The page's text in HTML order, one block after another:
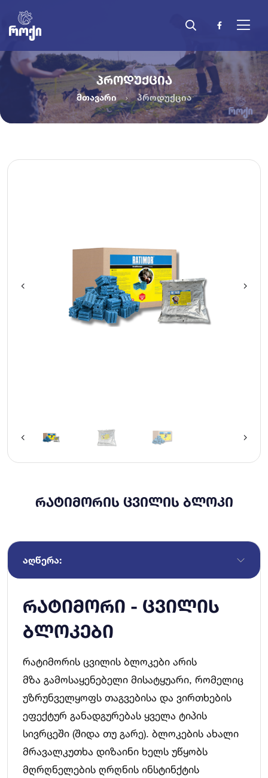
ᲞᲠᲝᲓᲣᲥᲪᲘᲐ
მთავარი პროდუქცია
ᲠᲐᲢᲘᲛᲝᲠᲘᲡ ᲪᲕᲘᲚᲘᲡ ᲑᲚᲝᲙᲘ
ᲐᲦᲬᲔᲠᲐ:
რატიმორი - ცვილის
ბლოკები
რატიმორის ცვილის ბლოკები არის
მზა გამოსაყენებელი მისატყუარი, რომელიც
უზრუნველყოფს თაგვებისა და ვირთხების
ეფექტურ განადგურებას ყველა ტიპის
სივრცეში (შიდა თუ გარე). ბლოკების ახალი
მრავალკუთხა დიზაინი ხელს უწყობს
მღრღნელების ღრღნის ინსტინქტის